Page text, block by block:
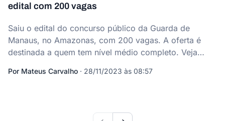
edital com 200 vagas
Saiu o edital do concurso público da Guarda de
Manaus, no Amazonas, com 200 vagas. A oferta é
destinada a quem tem nível médio completo. Veja
Por Mateus Carvalho · 28/11/2023 às 08:57